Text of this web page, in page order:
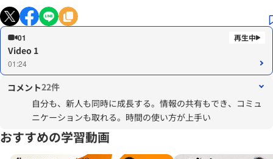
01
Video 1
01:24
コメント22件
自分も、新人も同時に成長する。情報の共有もでき、コミュ
ニケーションも取れる。時間の使い方が上手い
おすすめの学習動画